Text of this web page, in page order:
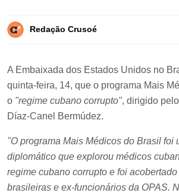
Redação Crusoé
A Embaixada dos Estados Unidos no
quinta-feira, 14, que o programa Mais
o "regime cubano corrupto", dirigido
Díaz-Canel Bermúdez.
"O programa Mais Médicos do Brasil foi
diplomático que explorou médicos
regime cubano corrupto e foi
brasileiras e ex-funcionários da OPAS.